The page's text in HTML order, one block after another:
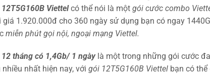
Viettelcó thể nói là một gói cước combo
1.920.000đ cho 360 ngày sử dụng bạn có ngay
miễn phút gọi nội, ngoại mạng Viettel.
tháng có 1,4Gb/ 1 ngày là một trong những gói cước
nhất hiện nay, với gói 12T5G160B Viettel bạn có thể